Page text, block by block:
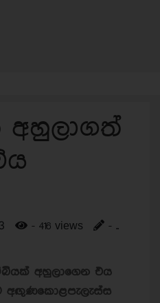
අහුලාගත්
- 416 views - ..
අහුලාගෙන එය
අඟුණකොළපැලැස්ස